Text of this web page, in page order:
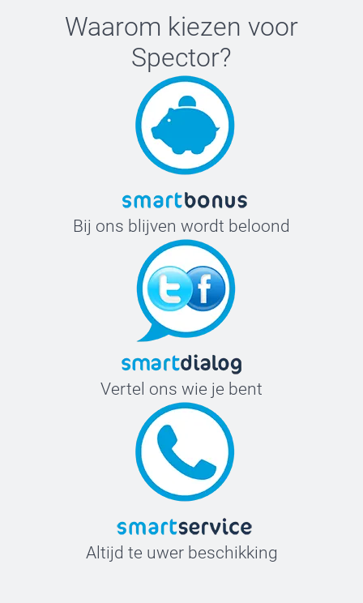
Waarom kiezen voor
Spector?
Bij ons blijven wordt beloond
Vertel ons wie je bent
Altijd te uwer beschikking